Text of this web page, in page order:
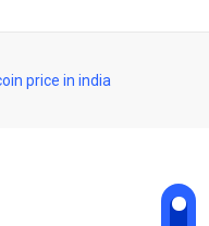
price in india